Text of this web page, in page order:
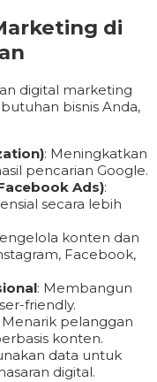
di
digital marketing
bisnis Anda,
: Meningkatkan
pencarian Google.
Ads):
secara lebih
konten dan
Facebook,
: Membangun
friendly.
Menarik pelanggan
konten.
data untuk
digital.